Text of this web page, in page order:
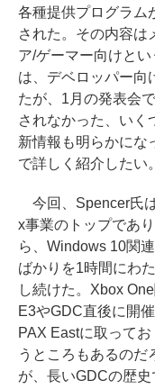
各種提供プログラム
された。その内容は
ア/ゲーマー向けとい
は、デベロッパー向
たが、1月の発表会
されなかった、いく
新情報も明らかにな
で詳しく紹介したい。
今回、Spencer氏
x事業のトップであ
ら、Windows 10関
ばかりを1時間にわ
し続けた。Xbox
E3やGDC直後に開
PAX Eastに取ってお
うところもあるのだ
が、長いGDCの歴史